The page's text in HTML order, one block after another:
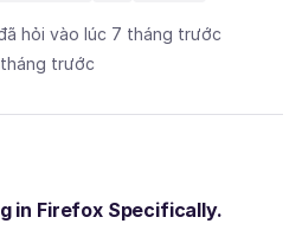
hỏi vào lúc 7 tháng trước
trước
in Firefox Specifically.